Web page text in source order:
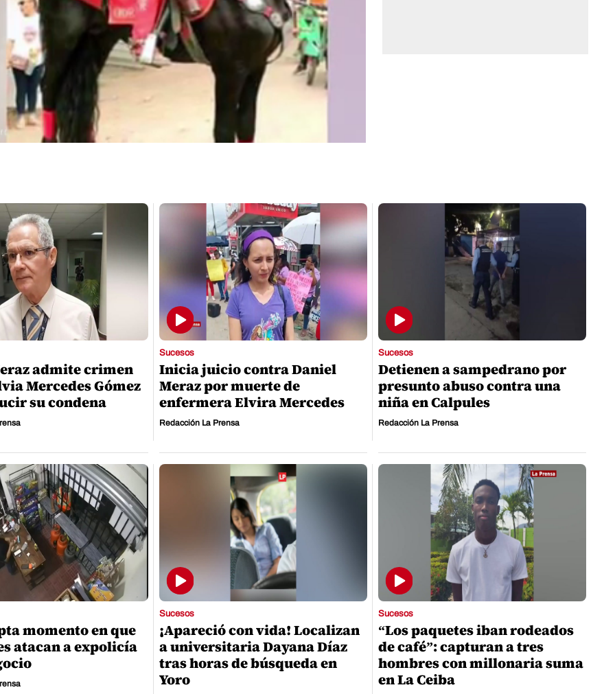
admite crimen
Mercedes Gómez
su condena
Sucesos
Inicia juicio contra Daniel
Meraz por muerte de
enfermera Elvira Mercedes
Redacción La Prensa
Sucesos
Detienen a sampedrano por
presunto abuso contra una
niña en Calpules
Redacción La Prensa
momento en que
atacan a expolicía
Sucesos
¡Apareció con vida! Localizan
a universitaria Dayana Díaz
tras horas de búsqueda en
Yoro
Sucesos
“Los paquetes iban rodeados
de café”: capturan a tres
hombres con millonaria suma
en La Ceiba